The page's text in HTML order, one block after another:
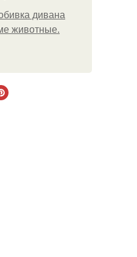
дивана
животные.